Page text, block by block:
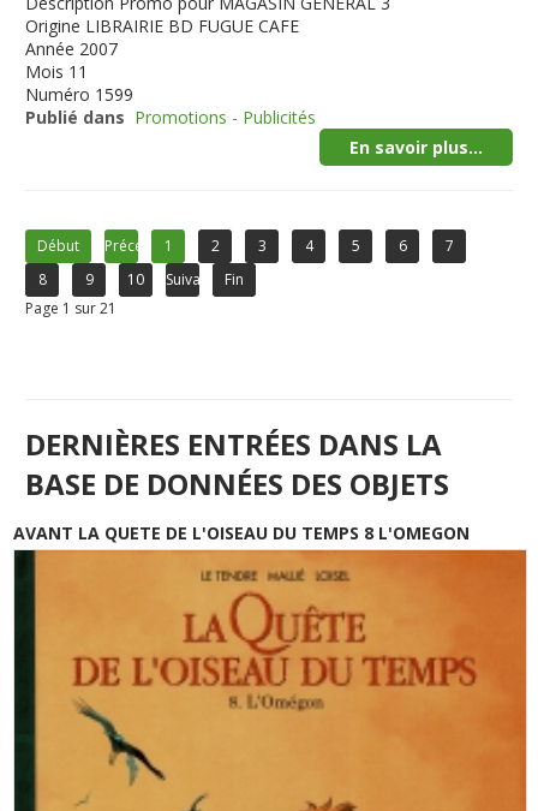
Origine LIBRAIRIE BD FUGUE CAFE
Année 2007
Mois 11
Numéro 1599
Publié dans Promotions - Publicités
En savoir plus...
Début Précédent1 2 3 4 5 6
7
8
9 10 Suivant
Fin
Page 1 sur 21
DERNIÈRES ENTRÉES DANS LA
BASE DE DONNÉES DES OBJETS
AVANT LA QUETE DE L'OISEAU DU TEMPS 8 L'OMEGON